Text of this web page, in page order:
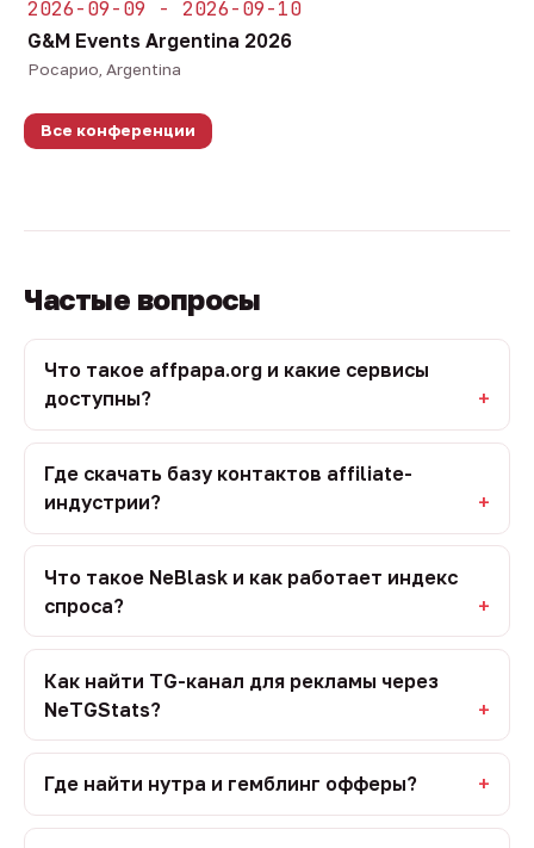
2026-09-09 - 2026-09-10
G&M Events Argentina 2026
Росарио, Argentina
Все конференции
Частые вопросы
Что такое affpapa.org и какие сервисы
доступны?
Где скачать базу контактов affiliate-
индустрии?
Что такое NeBlask и как работает индекс
спроса?
Как найти TG-канал для рекламы через
NeTGStats?
Где найти нутра и гемблинг офферы?